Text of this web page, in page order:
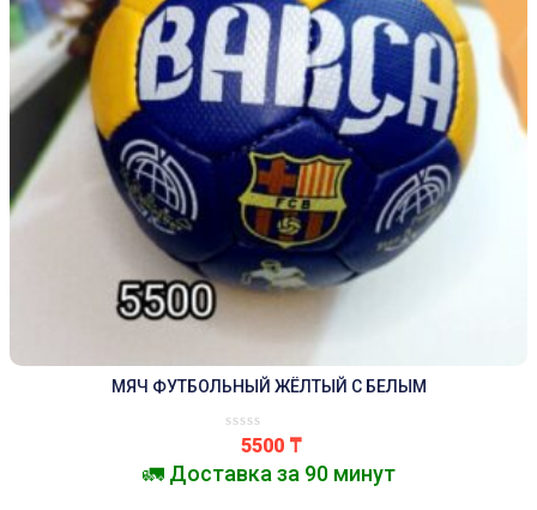
МЯЧ ФУТБОЛЬНЫЙ ЖЁЛТЫЙ С БЕЛЫМ
5500 ₸
🚛 Доставка за 90 минут